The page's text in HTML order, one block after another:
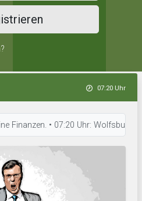
07:20 Uhr
• 07:20 Uhr: Wolfsburger